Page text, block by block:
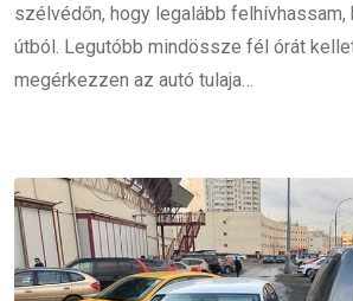
szélvédőn, hogy legalább felhívhassam,
útból. Legutóbb mindössze fél órát
megérkezzen az autó tulaja…